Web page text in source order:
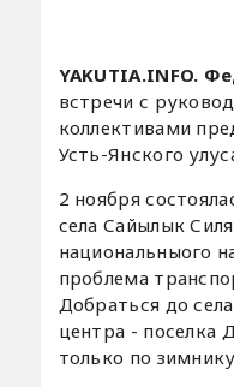
YAKUTIA.INFO.
встречи с
коллективами
Усть-Янского
2 ноября
села Сайылык
национальныого
проблема
Добраться до
центра - поселка
только по